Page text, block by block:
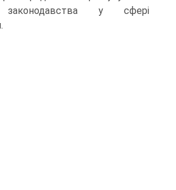
зако­нодавства у сфері